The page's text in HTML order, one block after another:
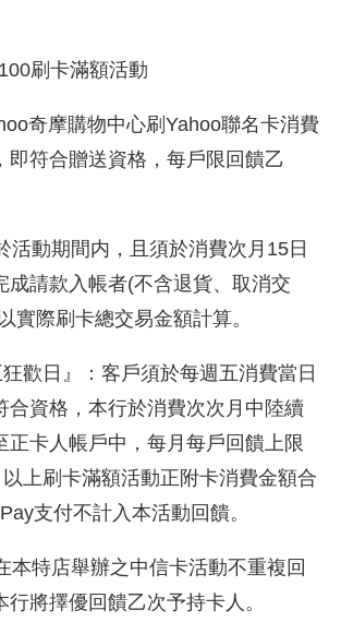
刷卡滿額活動
奇摩購物中心刷Yahoo聯名卡消費
即符合贈送資格，每戶限回饋乙
活動期間内，且須於消費次月15日
成請款入帳者(不含退貨、取消交
實際刷卡總交易金額計算。
歡日』：客戶須於每週五消費當日
合資格，本行於消費次次月中陸續
正卡人帳戶中，每月每戶回饋上限
上刷卡滿額活動正附卡消費金額合
支付不計入本活動回饋。
本特店舉辦之中信卡活動不重複回
將擇優回饋乙次予持卡人。